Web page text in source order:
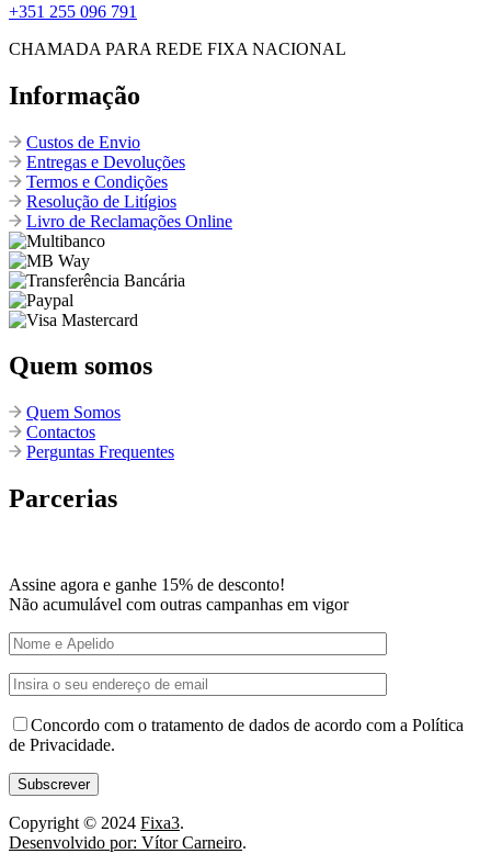
+351 255 096 791
CHAMADA PARA REDE FIXA NACIONAL
Informação
Custos de Envio
Entregas e Devoluções
Termos e Condições
Resolução de Litígios
Livro de Reclamações Online
Quem somos
Quem Somos
Contactos
Perguntas Frequentes
Parcerias
Assine agora e ganhe 15% de desconto!
Não acumulável com outras campanhas em vigor
Concordo com o tratamento de dados de acordo com a Política
de Privacidade.
Copyright © 2024 Fixa3.
Desenvolvido por: Vítor Carneiro.